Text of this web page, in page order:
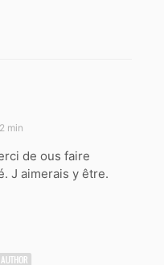
min
de ous faire
J aimerais y être.